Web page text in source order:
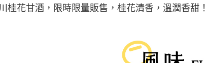
桂花甘酒，限時限量販售，桂花清香，溫潤香甜！